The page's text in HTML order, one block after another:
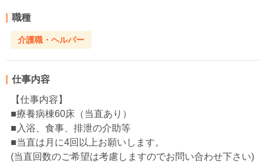
職種
介護職・ヘルパー
仕事内容
【仕事内容】
■療養病棟60床（当直あり）
■入浴、食事、排泄の介助等
■当直は月に4回以上お願いします。
(当直回数のご希望は考慮しますのでお問い合わせ下さい)